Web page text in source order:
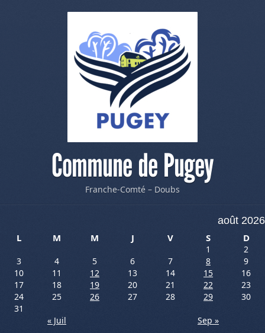
Commune de Pugey
Franche-Comté – Doubs
août 2026
L
M M J V S D
1
2
3
4 5 6 7 8
9
10
11 12 13 14 15
16
17
18 19 20 21 22
23
24
25 26 27 28 29
30
31
« Juil
Sep »